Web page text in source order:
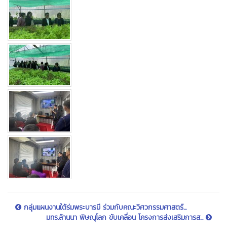
กลุ่มแผนงานใต้ร่มพระบารมี ร่วมกับคณะวิศวกรรมศาสตร์...
มทร.ล้านนา พิษณุโลก ขับเคลื่อน โครงการส่งเสริมการส...